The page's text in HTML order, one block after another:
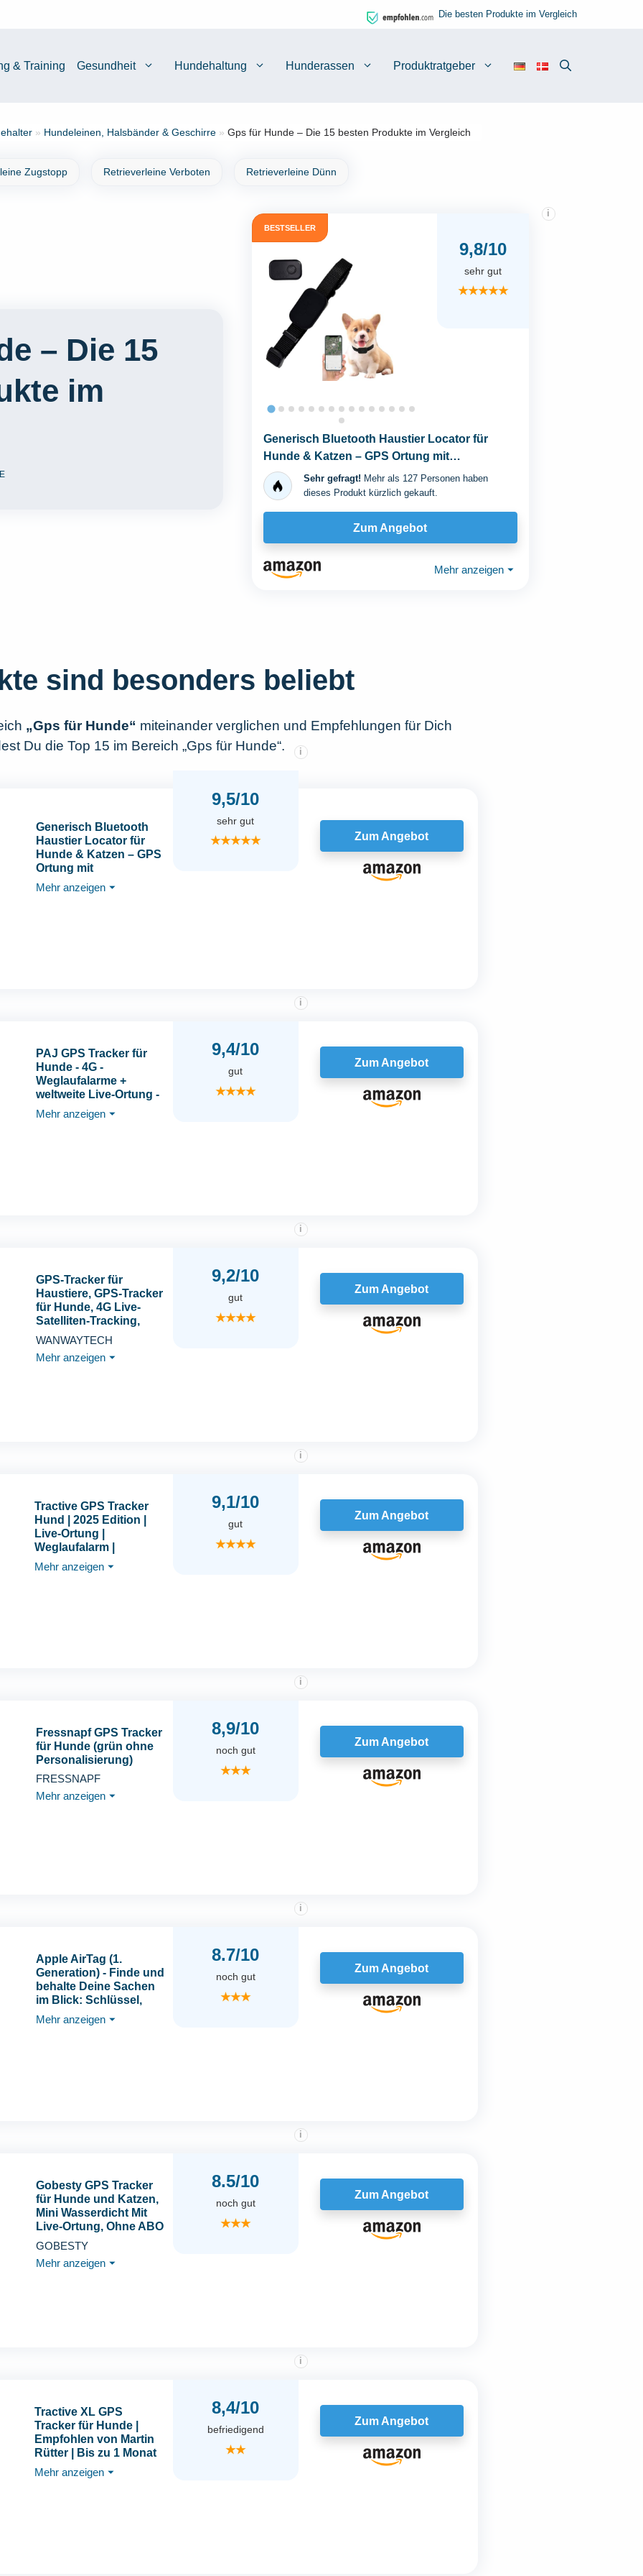
Die besten Produkte im Vergleich
& Training Gesundheit Hundehaltung Hunderassen Produktratgeber
» Hundeleinen, Halsbänder & Geschirre » Gps für Hunde – Die 15 besten Produkte im Vergleich
Zugstopp Retrieverleine Verboten Retrieverleine Dünn
– Die 15
im
BESTSELLER
9,8/10
i
sehr gut
★★★★★
Generisch Bluetooth Haustier Locator für
Hunde & Katzen – GPS Ortung mit
verstellbarem Halsband...
Sehr gefragt! Mehr als 127 Personen haben
dieses Produkt kürzlich gekauft.
Zum Angebot
Mehr anzeigen ⏷
sind besonders beliebt
„Gps für Hunde“ miteinander verglichen und Empfehlungen für Dich
Du die Top 15 im Bereich „Gps für Hunde“.
Generisch Bluetooth
Haustier Locator für
Hunde & Katzen – GPS
Ortung mit
verstellbarem
Halsband, wasserdicht,
Mehr anzeigen ⏷
9,5/10
i
sehr gut
★★★★★ Zum Angebot
PAJ GPS Tracker für
Hunde - 4G -
Weglaufalarme +
weltweite Live-Ortung -
bis zu 10 Tage
Akkusparmodus -
Mehr anzeigen ⏷
9,4/10
i
gut
★★★★
Zum Angebot
GPS-Tracker für
Haustiere, GPS-Tracker
für Hunde, 4G Live-
Satelliten-Tracking,
mehrere intelligente
Warnungen, vollständig
wasserdicht,
WANWAYTECH
Mehr anzeigen ⏷
9,2/10
i
gut
★★★★
Zum Angebot
Tractive GPS Tracker
Hund | 2025 Edition |
Live-Ortung |
Weglaufalarm |
Aktivitätstracking |
Gesundheitswarnungen
Mehr anzeigen ⏷
9,1/10
i
gut
★★★★
Zum Angebot
Fressnapf GPS Tracker
für Hunde (grün ohne
Personalisierung)
FRESSNAPF
Mehr anzeigen ⏷
8,9/10
i
noch gut
★★★
Zum Angebot
Apple AirTag (1.
Generation) - Finde und
behalte Deine Sachen
im Blick: Schlüssel,
Geldbörsen, Gepäck,
Rucksäcke und mehr.
Mehr anzeigen ⏷
8.7/10
i
noch gut
★★★
Zum Angebot
Gobesty GPS Tracker
für Hunde und Katzen,
Mini Wasserdicht Mit
Live-Ortung, Ohne ABO
- für Haustiere,
Kofferraum und
Rucksack
GOBESTY
Mehr anzeigen ⏷
8.5/10
i
noch gut
★★★
Zum Angebot
Tractive XL GPS
Tracker für Hunde |
Empfohlen von Martin
Rütter | Bis zu 1 Monat
Akku | Weltweite Live-
Ortung | Weglaufalarm |
Mehr anzeigen ⏷
8,4/10
i
befriedigend
★★
Zum Angebot